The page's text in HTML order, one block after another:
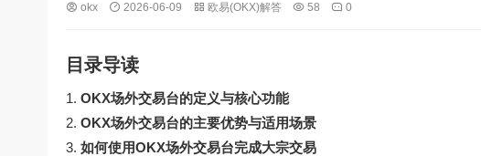
okx 2026-06-09 欧易(OKX)解答 58 0
目录导读
OKX场外交易台的定义与核心功能
OKX场外交易台的主要优势与适用场景
如何使用OKX场外交易台完成大宗交易